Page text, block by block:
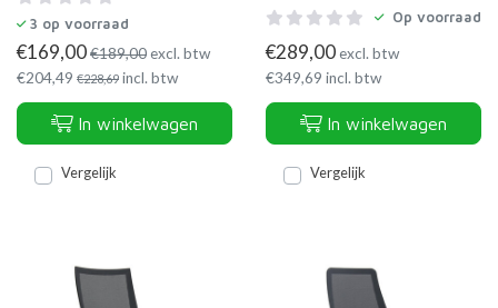
3 op voorraad
€169,00€189,00excl. btw
€204,49 €228,69 incl. btw
In winkelwagen
Vergelijk
Op voorraad
€289,00excl. btw
€349,69 incl. btw
In winkelwagen
Vergelijk